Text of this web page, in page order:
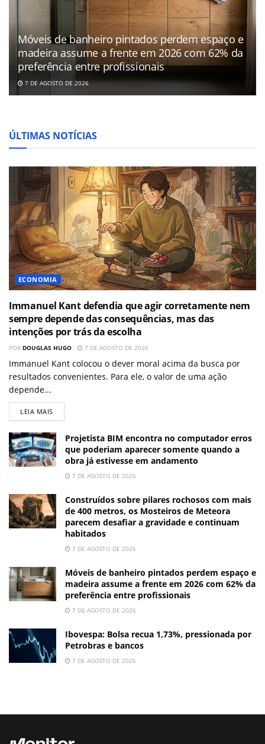
Móveis de banheiro pintados perdem espaço e
madeira assume a frente em 2026 com 62% da
preferência entre profissionais
7 DE AGOSTO DE 2026
ÚLTIMAS NOTÍCIAS
ECONOMIA
Immanuel Kant defendia que agir corretamente nem
sempre depende das consequências, mas das
intenções por trás da escolha
POR DOUGLAS HUGO 7 DE AGOSTO DE 2026
Immanuel Kant colocou o dever moral acima da busca por
resultados convenientes. Para ele, o valor de uma ação
depende...
LEIA MAIS
Projetista BIM encontra no computador erros
que poderiam aparecer somente quando a
obra já estivesse em andamento
7 DE AGOSTO DE 2026
Construídos sobre pilares rochosos com mais
de 400 metros, os Mosteiros de Meteora
parecem desafiar a gravidade e continuam
habitados
7 DE AGOSTO DE 2026
Móveis de banheiro pintados perdem espaço e
madeira assume a frente em 2026 com 62% da
preferência entre profissionais
7 DE AGOSTO DE 2026
Ibovespa: Bolsa recua 1,73%, pressionada por
Petrobras e bancos
7 DE AGOSTO DE 2026